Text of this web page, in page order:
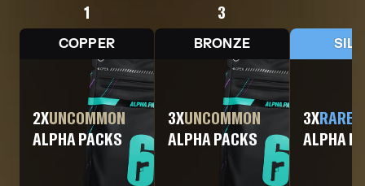
1
COPPER
2XUNCOMMON
ALPHA PACKS
3
BRONZE
3XUNCOMMON
ALPHA PACKS
3XRARE
ALPHA